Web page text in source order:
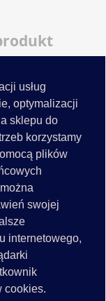
usług
optymalizacji
sklepu do
korzystamy
plików
swojej
internetowego,
cookies.